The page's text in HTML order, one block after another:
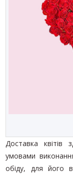
Доставка квітів
умовами
обіду, для його